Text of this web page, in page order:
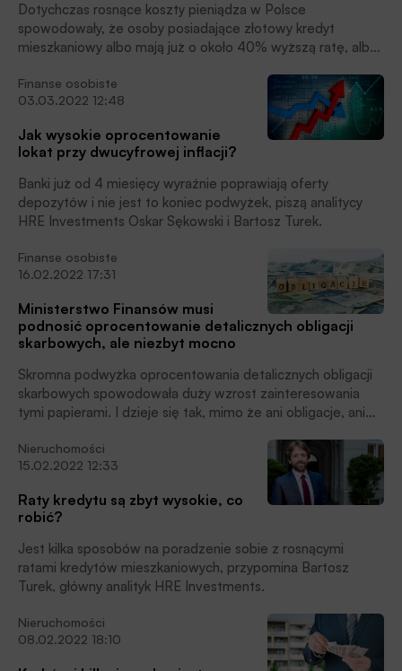
Dotychczas rosnące koszty pieniądza w Polsce
spowodowały, że osoby posiadające złotowy kredyt
mieszkaniowy albo mają już o około 40% wyższą ratę, albo
Bartosz Turek z HRE Investments w swoim najnowszym
komentarzu przekazanym mediom.
Finanse osobiste
03.03.2022 12:48
Jak wysokie oprocentowanie
lokat przy dwucyfrowej inflacji?
Banki już od 4 miesięcy wyraźnie poprawiają oferty
depozytów i nie jest to koniec podwyżek, piszą analitycy
HRE Investments Oskar Sękowski i Bartosz Turek.
Finanse osobiste
16.02.2022 17:31
Ministerstwo Finansów musi
podnosić oprocentowanie detalicznych obligacji
skarbowych, ale niezbyt mocno
Skromna podwyżka oprocentowania detalicznych obligacji
skarbowych spowodowała duży wzrost zainteresowania
tymi papierami. I dzieje się tak, mimo że ani obligacje, ani
inflacją, podkreśla Bartosz Turek.
Nieruchomości
15.02.2022 12:33
Raty kredytu są zbyt wysokie, co
robić?
Jest kilka sposobów na poradzenie sobie z rosnącymi
ratami kredytów mieszkaniowych, przypomina Bartosz
Turek, główny analityk HRE Investments.
Nieruchomości
08.02.2022 18:10